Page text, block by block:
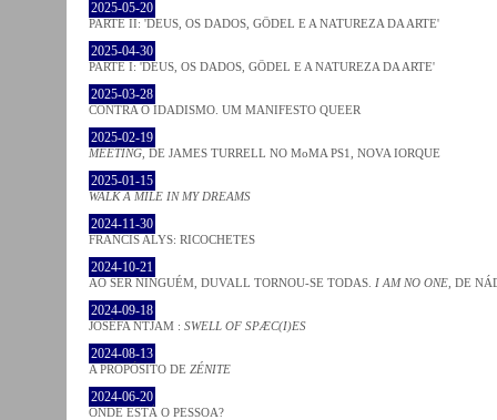
2025-05-20
PARTE II: 'DEUS, OS DADOS, GÖDEL E A NATUREZA DA ARTE'
2025-04-30
PARTE I: 'DEUS, OS DADOS, GÖDEL E A NATUREZA DA ARTE'
2025-03-28
CONTRA O IDADISMO. UM MANIFESTO QUEER
2025-02-19
MEETING , DE JAMES TURRELL NO MoMA PS1, NOVA IORQUE
2025-01-15
WALK A MILE IN MY DREAMS
2024-11-30
FRANCIS ALYS: RICOCHETES
2024-10-21
AO SER NINGUÉM, DUVALL TORNOU-SE TODAS. I AM NO ONE , DE
2024-09-18
JOSÈFA NTJAM : SWELL OF SPÆC(I)ES
2024-08-13
A PROPÓSITO DE ZÉNITE
2024-06-20
ONDE ESTÁ O PESSOA?